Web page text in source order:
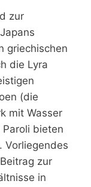
zur
griechischen
die Lyra
(die
mit Wasser
bieten
Vorliegendes
zur
in